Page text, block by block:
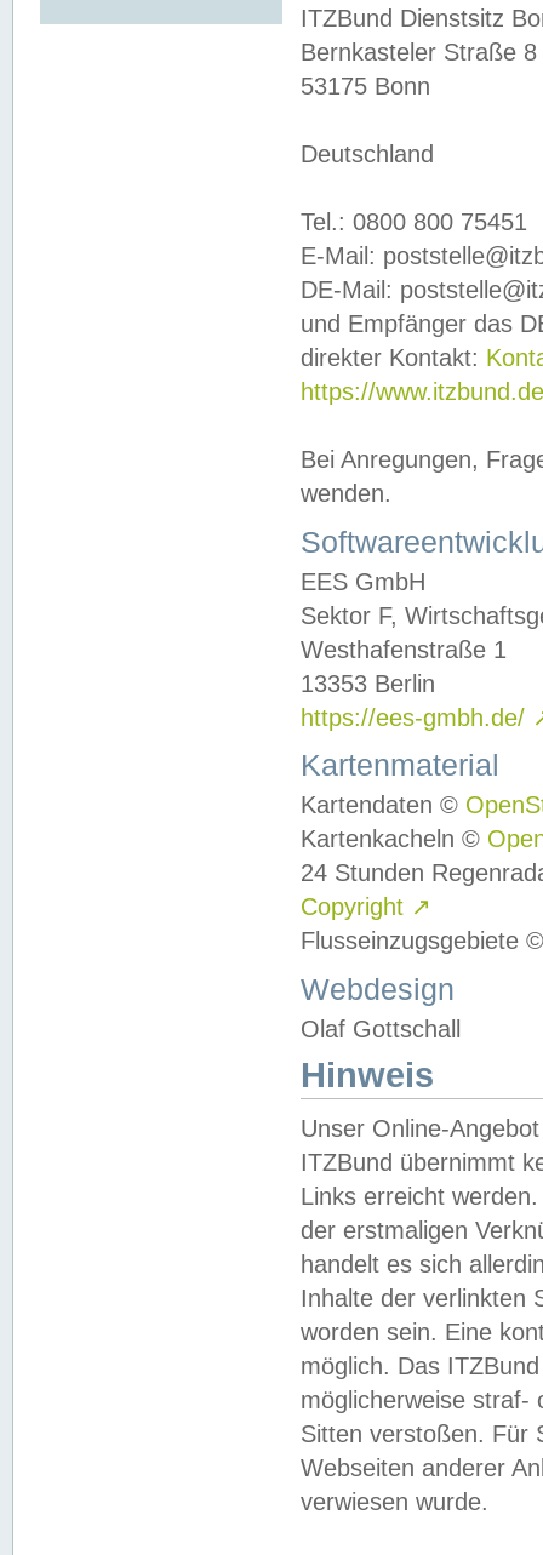
ITZBund Dienstsitz
Bernkasteler Straße 8
53175 Bonn
Deutschland
Tel.: 0800 800 75451
E-Mail:
DE-Mail:
und Empfänger das
direkter Kontakt:
https://
Bei Anregungen,
wenden.
EES GmbH
Sektor F,
Westhafenstraße 1
13353 Berlin
https://ees-gmbh.de/
Kartenmaterial
Kartendaten ©
Kartenkacheln ©
24 Stunden
Copyright ↗
Flusseinzugsgebiete
Webdesign
Olaf Gottschall
Hinweis
Unser Online-
ITZBund übernimmt
Links erreicht
der erstmaligen
handelt es sich
Inhalte der verlinkten
worden sein. Eine
möglich. Das
möglicherweise straf-
Sitten verstoßen. Für
Webseiten anderer
verwiesen wurde.